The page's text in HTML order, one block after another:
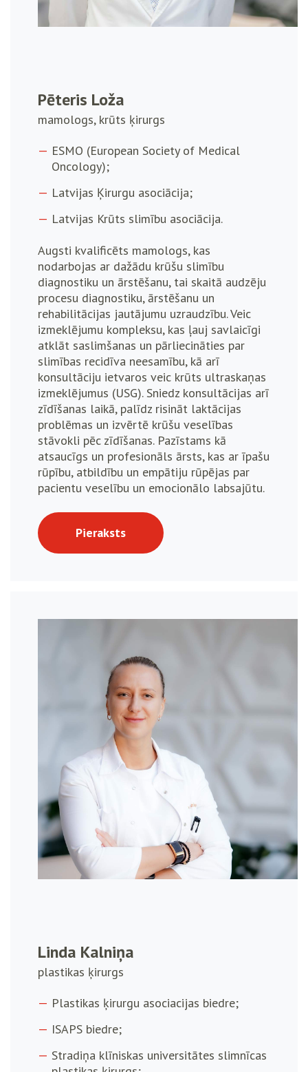
Pēteris Loža
mamologs, krūts ķirurgs
ESMO (European Society of Medical
Oncology);
Latvijas Ķirurgu asociācija;
Latvijas Krūts slimību asociācija.
Augsti kvalificēts mamologs, kas
nodarbojas ar dažādu krūšu slimību
diagnostiku un ārstēšanu, tai skaitā audzēju
procesu diagnostiku, ārstēšanu un
rehabilitācijas jautājumu uzraudzību. Veic
izmeklējumu kompleksu, kas ļauj savlaicīgi
atklāt saslimšanas un pārliecināties par
slimības recidīva neesamību, kā arī
konsultāciju ietvaros veic krūts ultraskaņas
izmeklējumus (USG). Sniedz konsultācijas arī
zīdīšanas laikā, palīdz risināt laktācijas
problēmas un izvērtē krūšu veselības
stāvokli pēc zīdīšanas. Pazīstams kā
atsaucīgs un profesionāls ārsts, kas ar īpašu
rūpību, atbildību un empātiju rūpējas par
pacientu veselību un emocionālo labsajūtu.
Pieraksts
Linda Kalniņa
plastikas ķirurgs
Plastikas ķirurgu asociacijas biedre;
ISAPS biedre;
Stradiņa klīniskas universitātes slimnīcas